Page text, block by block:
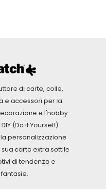
di carte, colle,
e accessori per la
e l'hobby
(Do it Yourself)
personalizzazione
carta extra sottile
di tendenza e